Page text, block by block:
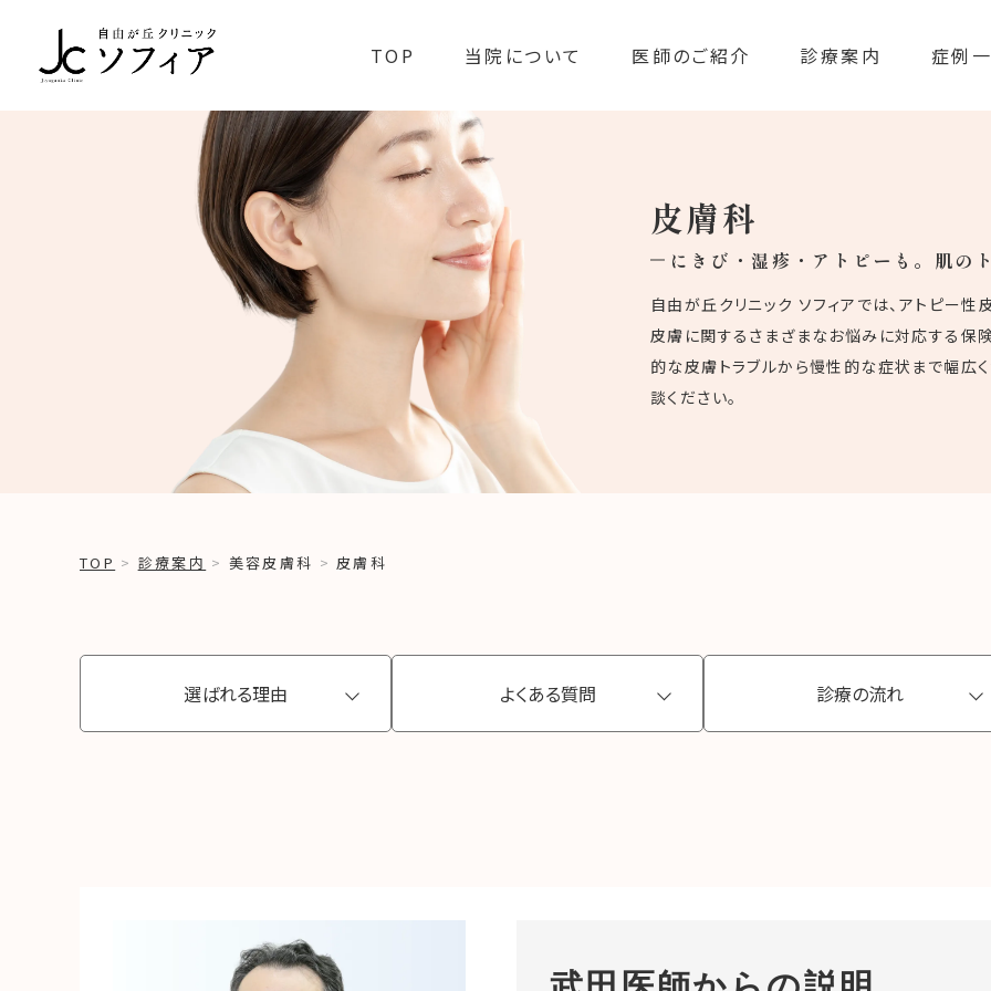
TOP 当院について 医師のご紹介 診療案内 症例
皮膚科
にきび・湿疹・アトピーも。肌の
自由が丘クリニック ソフィアでは、アトピー性
皮膚に関するさまざまなお悩みに対応する保
的な皮膚トラブルから慢性的な症状まで幅広
談ください。
TOP 診療案内 美容皮膚科 皮膚科
選ばれる理由 よくある質問 診療の流れ